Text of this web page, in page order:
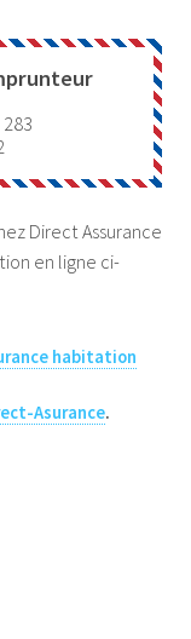
Direct Assurance
en ligne ci-
habitation
Asurance.